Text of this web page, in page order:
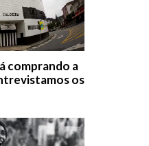
comprando a
os